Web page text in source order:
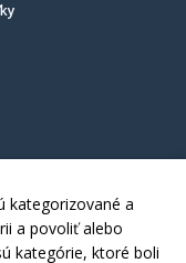
kategorizované a
a povoliť alebo
kategórie, ktoré boli